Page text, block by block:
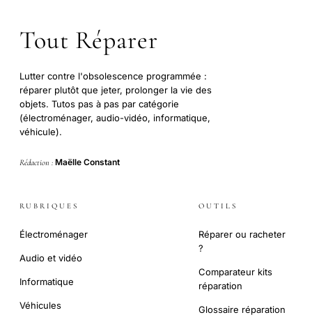
Tout Réparer
Lutter contre l'obsolescence programmée :
réparer plutôt que jeter, prolonger la vie des
objets. Tutos pas à pas par catégorie
(électroménager, audio-vidéo, informatique,
véhicule).
Rédaction : Maëlle Constant
RUBRIQUES
Électroménager
Audio et vidéo
Informatique
Véhicules
OUTILS
Réparer ou racheter
?
Comparateur kits
réparation
Glossaire réparation